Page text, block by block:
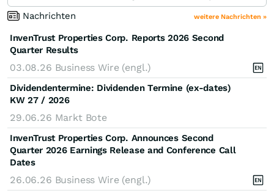
Nachrichten
weitere Nachrichten »
InvenTrust Properties Corp. Reports 2026 Second
Quarter Results
03.08.26 Business Wire (engl.)
Dividendentermine: Dividenden Termine (ex-dates)
KW 27 / 2026
29.06.26 Markt Bote
InvenTrust Properties Corp. Announces Second
Quarter 2026 Earnings Release and Conference Call
Dates
26.06.26 Business Wire (engl.)